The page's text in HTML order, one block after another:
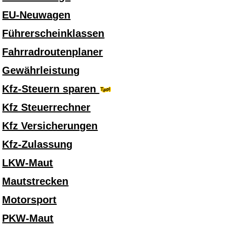
EU-Neuwagen
Führerscheinklassen
Fahrradroutenplaner
Gewährleistung
Kfz-Steuern sparen
Kfz Steuerrechner
Kfz Versicherungen
Kfz-Zulassung
LKW-Maut
Mautstrecken
Motorsport
PKW-Maut